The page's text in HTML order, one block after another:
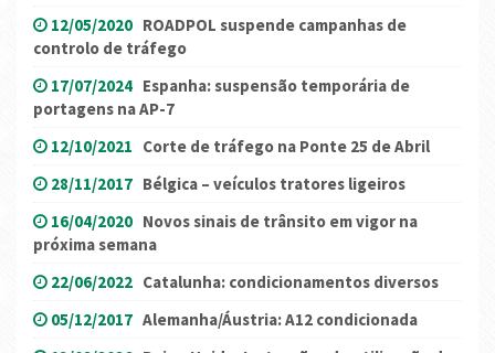
12/05/2020 ROADPOL suspende campanhas de
controlo de tráfego
17/07/2024 Espanha: suspensão temporária de
portagens na AP-7
12/10/2021 Corte de tráfego na Ponte 25 de Abril
28/11/2017 Bélgica – veículos tratores ligeiros
16/04/2020 Novos sinais de trânsito em vigor na
próxima semana
22/06/2022 Catalunha: condicionamentos diversos
05/12/2017 Alemanha/Áustria: A12 condicionada